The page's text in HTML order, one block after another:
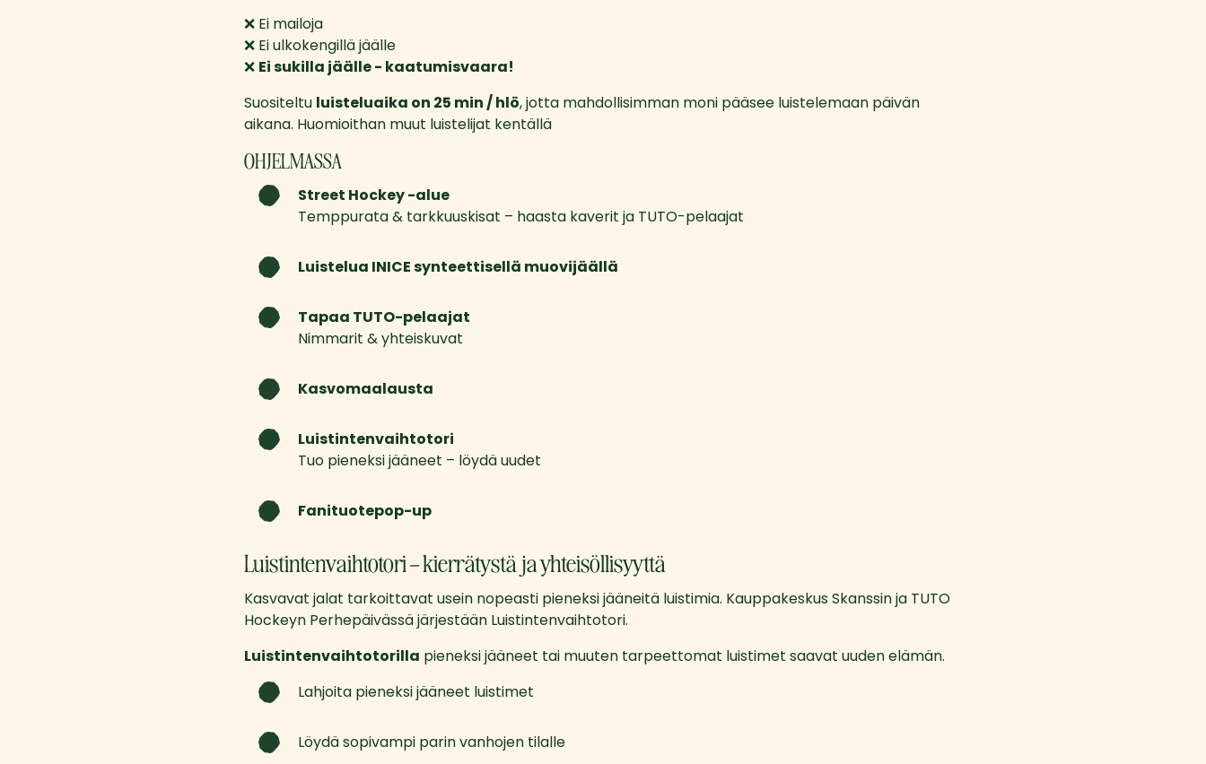
❌ Ei mailoja
❌ Ei ulkokengillä jäälle
❌ Ei sukilla jäälle - kaatumisvaara!
Suositeltu luisteluaika on 25 min / hlö, jotta mahdollisimman moni pääsee luistelemaan päivän
aikana. Huomioithan muut luistelijat kentällä
OHJELMASSA
Street Hockey -alue
Temppurata & tarkkuuskisat – haasta kaverit ja TUTO-pelaajat
Luistelua INICE synteettisellä muovijäällä
Tapaa TUTO-pelaajat
Nimmarit & yhteiskuvat
Kasvomaalausta
Luistintenvaihtotori
Tuo pieneksi jääneet – löydä uudet
Fanituotepop-up
Luistintenvaihtotori – kierrätystä ja yhteisöllisyyttä
Kasvavat jalat tarkoittavat usein nopeasti pieneksi jääneitä luistimia. Kauppakeskus Skanssin ja TUTO
Hockeyn Perhepäivässä järjestään Luistintenvaihtotori.
Luistintenvaihtotorilla pieneksi jääneet tai muuten tarpeettomat luistimet saavat uuden elämän.
Lahjoita pieneksi jääneet luistimet
Löydä sopivampi parin vanhojen tilalle